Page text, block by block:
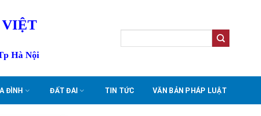
VIỆT
Hà Nội
ĐÌNH ĐẤT ĐAI TIN TỨC VĂN BẢN PHÁP LUẬT